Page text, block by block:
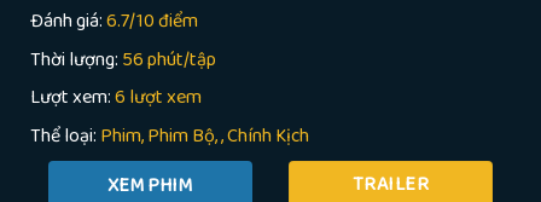
Đánh giá:6.7/10 điểm
Thời lượng: 56 phút/tập
Lượt xem:6 lượt xem
Thể loại: Phim Phim Bộ ,Chính Kịch
TRAILER